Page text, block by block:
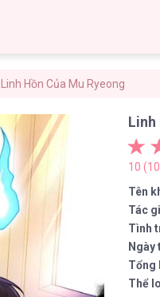
Linh Hồn Của Mu Ryeong
Linh
10
Tên
Tác
Tình
Ngày
Tổng
Thể